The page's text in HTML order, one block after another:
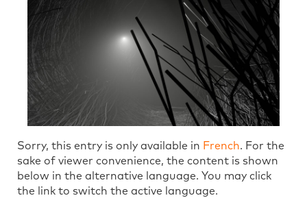
Sorry, this entry is only available in French. For the
sake of viewer convenience, the content is shown
below in the alternative language. You may click
the link to switch the active language.